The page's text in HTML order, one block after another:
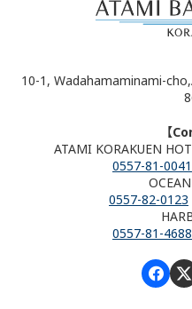
10-1, Wadahamaminami-
【
ATAMI KORAKUEN
0557-81-0041
0557-82-0123
0557-81-4688